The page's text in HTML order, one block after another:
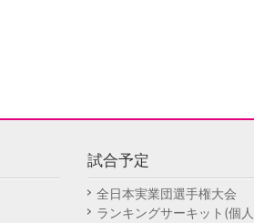
試合予定
全日本実業団選手権大会
ランキングサーキット(個